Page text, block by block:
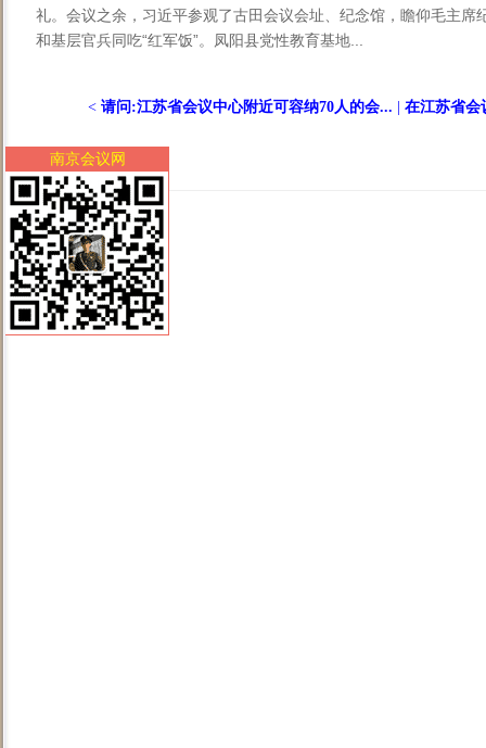
礼。会议之余，习近平参观了古田会议会址、纪念馆，瞻仰毛主席
和基层官兵同吃“红军饭”。凤阳县党性教育基地...
< 请问:江苏省会议中心附近可容纳70人的会... 在江苏省会
南京会议网